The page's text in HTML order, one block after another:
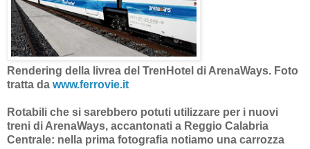
Rendering della livrea del TrenHotel di ArenaWays. Foto
tratta da www.ferrovie.it
Rotabili che si sarebbero potuti utilizzare per i nuovi
treni di ArenaWays, accantonati a Reggio Calabria
Centrale: nella prima fotografia notiamo una carrozza